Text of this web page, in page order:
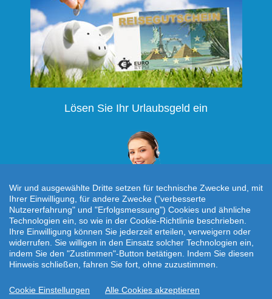
Lösen Sie Ihr Urlaubsgeld ein
Individuelle Reiseanfrage!
Startseite| AGB | Kontakt|Impressum
Datenschutz
Wir und ausgewählte Dritte setzen für technische Zwecke und, mit
Ihrer Einwilligung, für andere Zwecke ("verbesserte
Nutzererfahrung" und "Erfolgsmessung") Cookies und ähnliche
Technologien ein, so wie in der Cookie-Richtlinie beschrieben.
Ihre Einwilligung können Sie jederzeit erteilen, verweigern oder
widerrufen. Sie willigen in den Einsatz solcher Technologien ein,
indem Sie den "Zustimmen"-Button betätigen. Indem Sie diesen
Hinweis schließen, fahren Sie fort, ohne zuzustimmen.
Cookie Einstellungen Alle Cookies akzeptieren